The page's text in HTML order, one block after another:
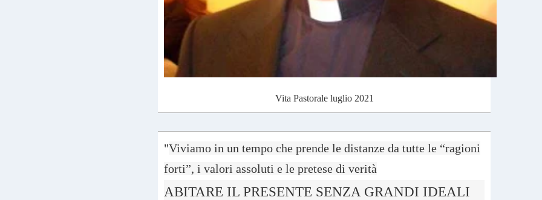
Vita Pastorale luglio 2021
"Viviamo in un tempo che prende le distanze da tutte le “ragioni
forti”, i valori assoluti e le pretese di verità
ABITARE IL PRESENTE SENZA GRANDI IDEALI